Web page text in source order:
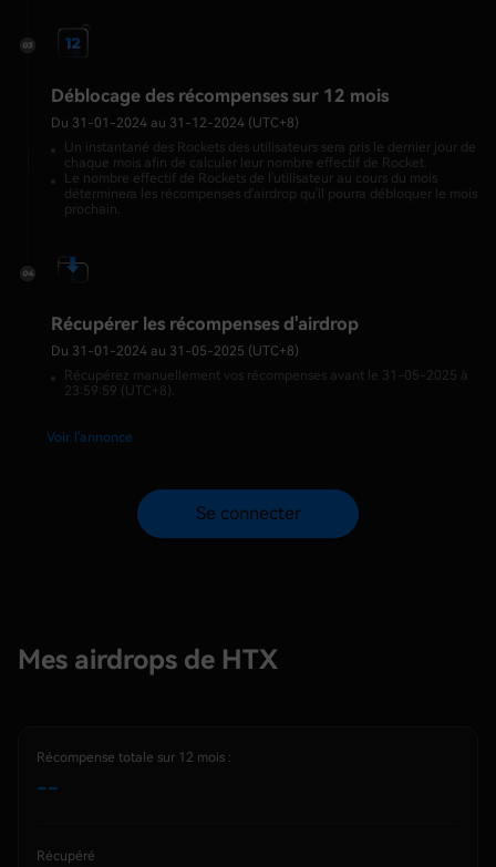
Déblocage des récompenses sur 12 mois
Du 31-01-2024 au 31-12-2024 (UTC+8)
Un instantané des Rockets des utilisateurs sera pris le dernier jour de
chaque mois afin de calculer leur nombre effectif de Rocket.
Le nombre effectif de Rockets de l'utilisateur au cours du mois
déterminera les récompenses d'airdrop qu'il pourra débloquer le mois
prochain.
Récupérer les récompenses d'airdrop
Du 31-01-2024 au 31-05-2025 (UTC+8)
Récupérez manuellement vos récompenses avant le 31-05-2025 à
23:59:59 (UTC+8).
Voir l'annonce
Se connecter
Mes airdrops de HTX
Récompense totale sur 12 mois :
--
Récupéré